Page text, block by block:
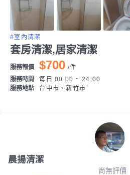
#室內清潔
套房清潔,居家清潔
服務報價 $700 /件
服務時間
每日 00:00 ~ 24:00
服務地點
台中市、新竹市
晨揚清潔
尚無評價